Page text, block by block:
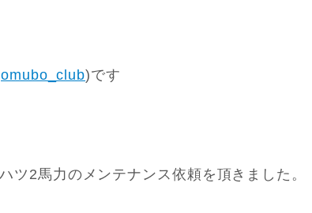
)です
ツ2馬力のメンテナンス依頼を頂きました。